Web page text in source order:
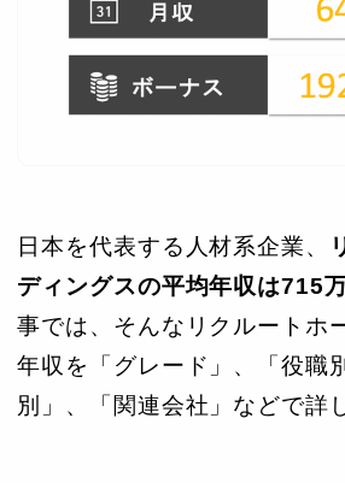
日本を代表する人材系企業、
ディングスの平均年収は715
事では、そんなリクルートホ
年収を「グレード」、「役職
別」、「関連会社」などで詳